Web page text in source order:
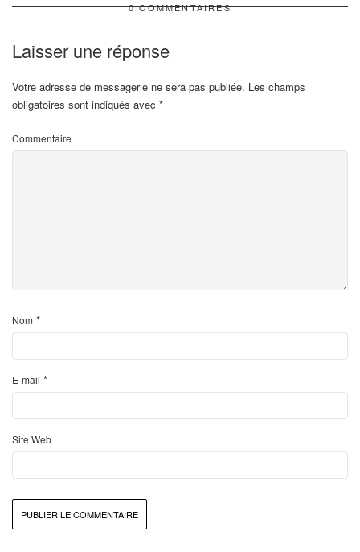
0 COMMENTAIRES
Laisser une réponse
Votre adresse de messagerie ne sera pas publiée. Les champs
obligatoires sont indiqués avec *
Commentaire
Nom *
E-mail *
Site Web